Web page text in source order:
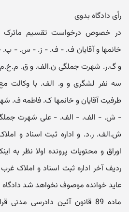
رأی دادگاه بدوی
در خصوص درخواست تقسیم
خانمها و آقایان ف. - ف. - ز. - س.
و گ.ر. شهرت جملگی ن.الف. و ق.
سه نفر لشگری و و. الف. با وکالت
طرفیت آقایان و خانمها ک. فاطمه ف.
- ش. - الف. - الف. - علی شهرت
ش.الف. ر.د. و اداره ثبت اسناد و
اوراق و محتویات پرونده اولا نظر به
ردیف آخر اداره ثبت اسناد و املاک
ماده 89 قانون آئین دادرسی